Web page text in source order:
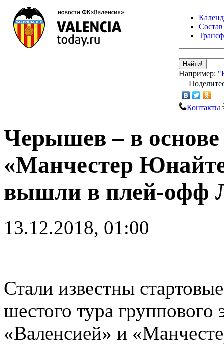
Состав
Найти!
Например:
Контакты
Черышев – в
«Манчестер
вышли в плей-офф
13.12.2018, 01:00
Стали известны
шестого тура
«Валенсией» и